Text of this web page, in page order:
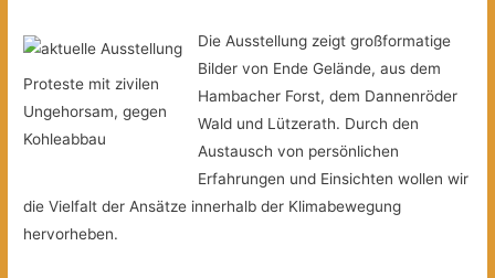
Proteste mit zivilen
Ungehorsam, gegen
Kohleabbau
Die Ausstellung zeigt großformatige
Bilder von Ende Gelände, aus dem
Hambacher Forst, dem Dannenröder
Wald und Lützerath. Durch den
Austausch von persönlichen
Erfahrungen und Einsichten wollen wir
die Vielfalt der Ansätze innerhalb der Klimabewegung
hervorheben.